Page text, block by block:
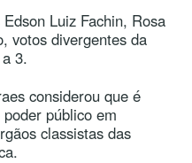
Luiz Fachin, Rosa
votos divergentes da
3.
considerou que é
público em
classistas das